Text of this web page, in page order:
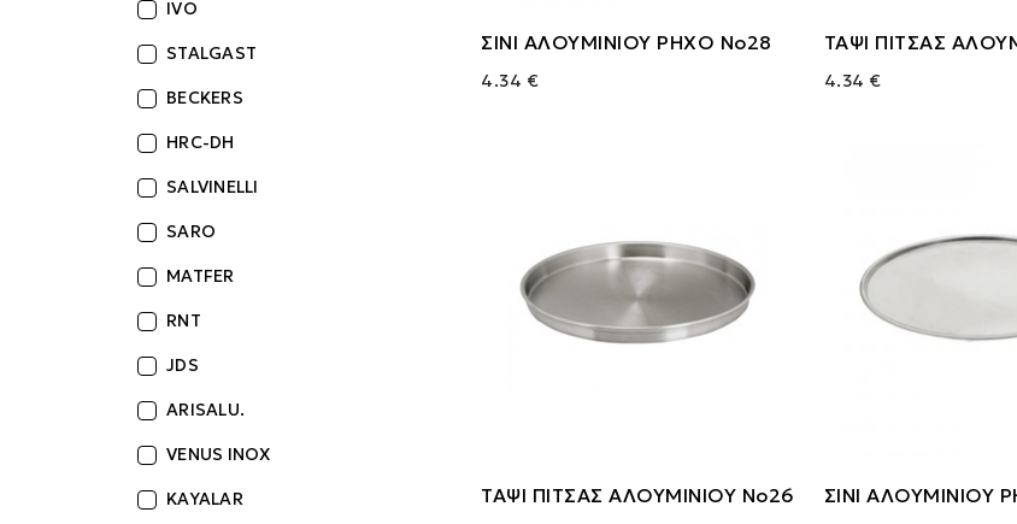
ΣΙΝΙ ΑΛΟΥΜΙΝΙΟΥ ΡΗΧΟ Νο28
4.34 €
ΤΑΨΙ ΠΙΤΣΑΣ
4.34 €
ΤΑΨΙ ΠΙΤΣΑΣ ΑΛΟΥΜΙΝΙΟΥ Νο26 ΣΙΝΙ ΑΛΟΥΜΙΝΙΟΥ
IVO
STALGAST
BECKERS
HRC-DH
SALVINELLI
SARO
MATFER
RNT
JDS
ARISALU.
VENUS INOX
KAYALAR